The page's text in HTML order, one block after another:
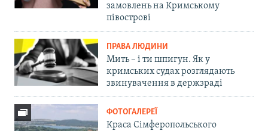
замовлень на Кримському
півострові
ПРАВА ЛЮДИНИ
Мить – і ти шпигун. Як у
кримських судах розглядають
звинувачення в держзраді
ФОТОГАЛЕРЕЇ
Краса Сімферопольського